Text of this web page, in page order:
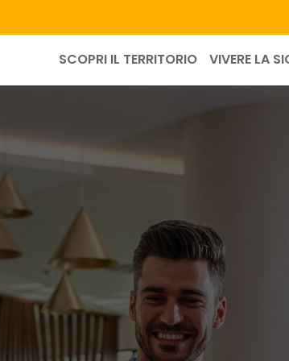
SCOPRI IL TERRITORIO VIVERE LA